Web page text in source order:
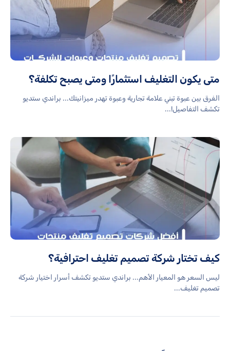
متى يكون التغليف استثمارًا ومتى يصبح تكلفة؟
الفرق بين عبوة تبني علامة تجارية وعبوة تهدر ميزانيتك... براندي ستديو
تكشف التفاصيل!...
كيف تختار شركة تصميم تغليف احترافية؟
ليس السعر هو المعيار الأهم... براندي ستديو تكشف أسرار اختيار شركة
تصميم تغليف...